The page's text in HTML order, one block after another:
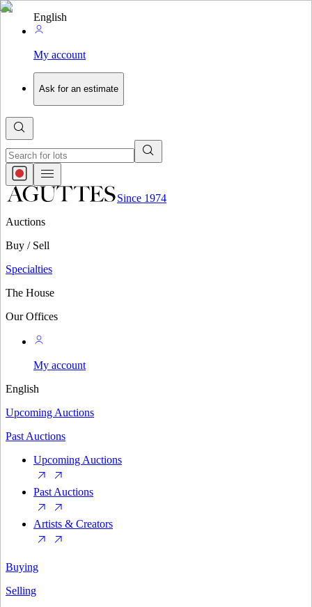
English
My account
Ask for an estimate
Since 1974
Auctions
Buy / Sell
Specialties
The House
Our Offices
My account
English
Upcoming Auctions
Past Auctions
Upcoming Auctions
Past Auctions
Artists & Creators
Buying
Selling